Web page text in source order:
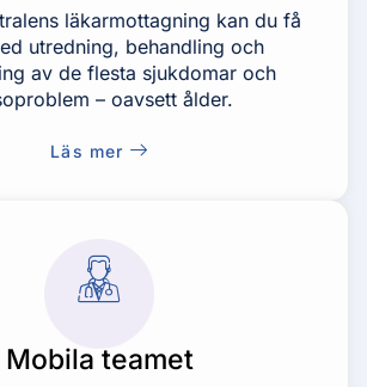
läkarmottagning kan du få
utredning, behandling och
av de flesta sjukdomar och
– oavsett ålder.
Läs mer
Mobila teamet